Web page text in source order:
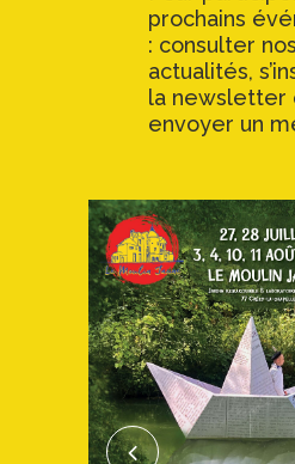
prochains
: consulter nos
actualités,
la newsletter
envoyer un